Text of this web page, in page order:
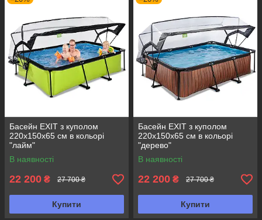
Басейн EXIT з куполом
220х150х65 см в кольорі
"лайм"
В наявності
22 200 ₴ 27 700 ₴
Купити
Басейн EXIT з куполом
220х150х65 см в кольорі
"дерево"
В наявності
22 200 ₴ 27 700 ₴
Купити